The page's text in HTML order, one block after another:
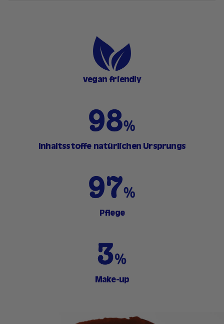
vegan friendly
Inhaltsstoffe natürlichen Ursprungs
Pflege
Make-up